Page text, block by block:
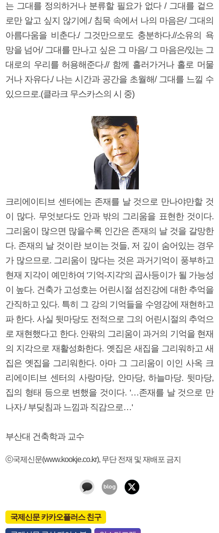
는 그대를 정의하거나 분류할 필요가 없다 / 그대를 겉으
로만 알고 싶지 않기에./ 침묵 속에서 나의 마음은/ 그대의
아름다움을 비춘다./ 그것만으로도 충분하다.//소유의 욕
망을 넘어/ 그대를 만나고 싶은 그 마음/ 그 마음은/있는 그
대로의 우리를 허용해준다.// 함께 흘러가거나 홀로 머물
거나 자유다./ 나는 시간과 공간을 초월해/ 그대를 느낄 수
있으므로.(클라크 무스카스의 시 중)
크리에이티브 센터에는 존재를 날 것으로 만나야만할 것
이 많다. 무엇보다도 안과 밖의 그리움을 표현한 것이다.
그리움이 많으면 많을수록 인간은 존재의 날 것을 갈망한
다. 존재의 날 것이란 보이는 것들, 저 깊이 숨어있는 경우
가 많으므로. 그리움이 많다는 것은 과거기억이 풍부하고
현재 지각이 예민하여 '기억-지각'의 곱사등이가 될 가능성
이 높다. 건축가 고성호는 어린시절 섬진강에 대한 추억을
간직하고 있다. 특히 그 강의 기억들을 수영강에 재현하고
파 한다. 사실 뒷마당도 전적으로 그의 어린시절의 추억으
로 재현했다고 한다. 안팎의 그리움이 과거의 기억을 현재
의 지각으로 재활성화한다. 옛집은 새집을 그리워하고 새
집은 옛집을 그리워한다. 아마 그 그리움이 이인 사옥 크
리에이티브 센터의 사랑마당, 안마당, 하늘마당. 뒷마당,
집의 형태 등으로 변했을 것이다. '…존재를 날 것으로 만
나자./ 부딪침과 느낌과 직감으로…'
부산대 건축학과 교수
ⓒ국제신문(www.kookje.co.kr), 무단 전재 및 재배포 금지
국제신문 카카오플러스 친구